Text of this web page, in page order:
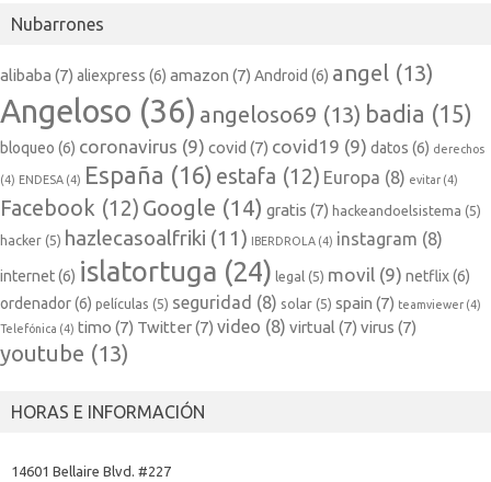
Nubarrones
alibaba (7) aliexpress (6) amazon (7) Android (6) angel (13)
Angeloso (36) angeloso69 (13) badia (15)
bloqueo (6) coronavirus (9) covid (7) covid19 (9) datos (6) derechos
(4) ENDESA (4) España (16) estafa (12) Europa (8) evitar (4)
Facebook (12) Google (14) gratis (7) hackeandoelsistema (5)
hacker (5) hazlecasoalfriki (11) IBERDROLA (4) instagram (8)
internet(6) islatortuga (24) legal (5) movil (9) netflix(6)
ordenador(6) películas (5) seguridad (8) solar (5) spain (7) teamviewer (4)
Telefónica (4) timo (7) Twitter(7) video (8) virtual (7) virus (7)
youtube (13)
HORAS E INFORMACIÓN
14601 Bellaire Blvd. #227